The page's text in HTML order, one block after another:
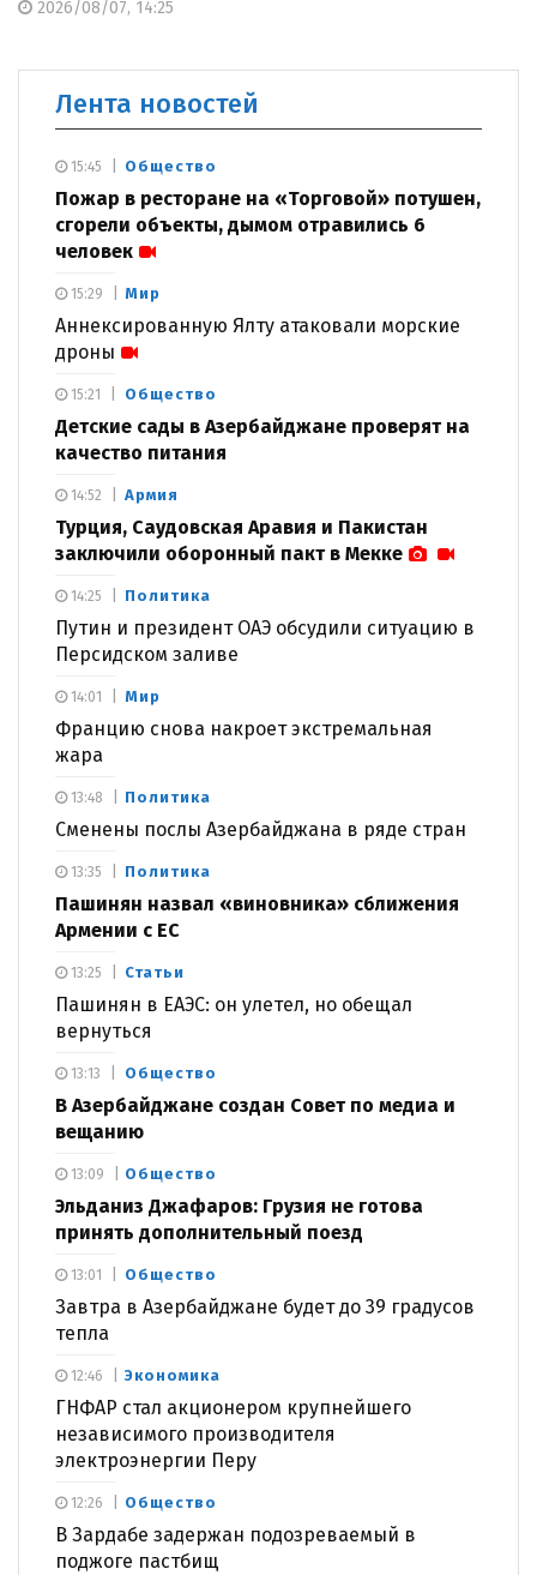
2026/08/07, 14:25
Лента новостей
Общество
Пожар в ресторане на «Торговой» потушен,
сгорели объекты, дымом отравились 6
человек
15:45
Мир
Аннексированную Ялту атаковали морские
дроны
15:29
Общество
Детские сады в Азербайджане проверят на
качество питания
15:21
Армия
Турция, Саудовская Аравия и Пакистан
заключили оборонный пакт в Мекке
14:52
Политика
Путин и президент ОАЭ обсудили ситуацию в
Персидском заливе
14:25
Мир
Францию снова накроет экстремальная
жара
14:01
Политика
Сменены послы Азербайджана в ряде стран
13:48
Политика
Пашинян назвал «виновника» сближения
Армении с ЕС
13:35
Статьи
Пашинян в ЕАЭС: он улетел, но обещал
вернуться
13:25
Общество
В Азербайджане создан Совет по медиа и
вещанию
13:13
Общество
Эльданиз Джафаров: Грузия не готова
принять дополнительный поезд
13:09
Общество
Завтра в Азербайджане будет до 39 градусов
тепла
13:01
Экономика
ГНФАР стал акционером крупнейшего
независимого производителя
электроэнергии Перу
12:46
Общество
В Зардабе задержан подозреваемый в
поджоге пастбищ
12:26